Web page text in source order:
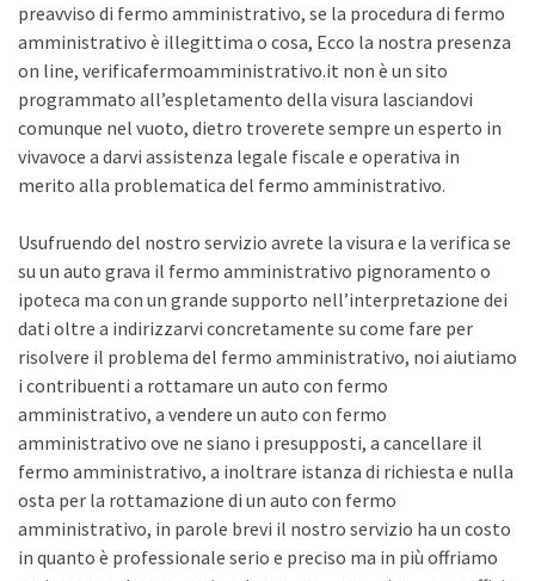
preavviso di fermo amministrativo, se la procedura di fermo
amministrativo è illegittima o cosa, Ecco la nostra presenza
on line, verificafermoamministrativo.it non è un sito
programmato all’espletamento della visura lasciandovi
comunque nel vuoto, dietro troverete sempre un esperto in
vivavoce a darvi assistenza legale fiscale e operativa in
merito alla problematica del fermo amministrativo.
Usufruendo del nostro servizio avrete la visura e la verifica se
su un auto grava il fermo amministrativo pignoramento o
ipoteca ma con un grande supporto nell’interpretazione dei
dati oltre a indirizzarvi concretamente su come fare per
risolvere il problema del fermo amministrativo, noi aiutiamo
i contribuenti a rottamare un auto con fermo
amministrativo, a vendere un auto con fermo
amministrativo ove ne siano i presupposti, a cancellare il
fermo amministrativo, a inoltrare istanza di richiesta e nulla
osta per la rottamazione di un auto con fermo
amministrativo, in parole brevi il nostro servizio ha un costo
in quanto è professionale serio e preciso ma in più offriamo